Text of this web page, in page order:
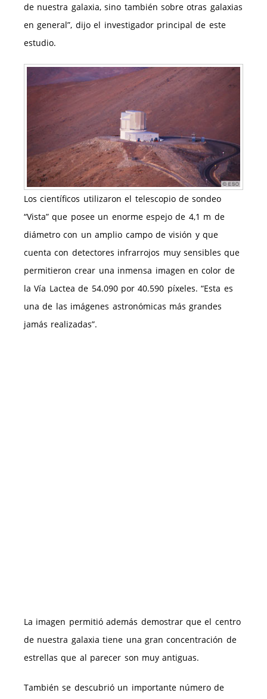
de nuestra galaxia, sino también sobre otras galaxias
en general”, dijo el investigador principal de este
estudio.
Los científicos utilizaron el telescopio de sondeo
“Vista” que posee un enorme espejo de 4,1 m de
diámetro con un amplio campo de visión y que
cuenta con detectores infrarrojos muy sensibles que
permitieron crear una inmensa imagen en color de
la Vía Lactea de 54.090 por 40.590 píxeles. “Esta es
una de las imágenes astronómicas más grandes
jamás realizadas”.
La imagen permitió además demostrar que el centro
de nuestra galaxia tiene una gran concentración de
estrellas que al parecer son muy antiguas.
También se descubrió un importante número de